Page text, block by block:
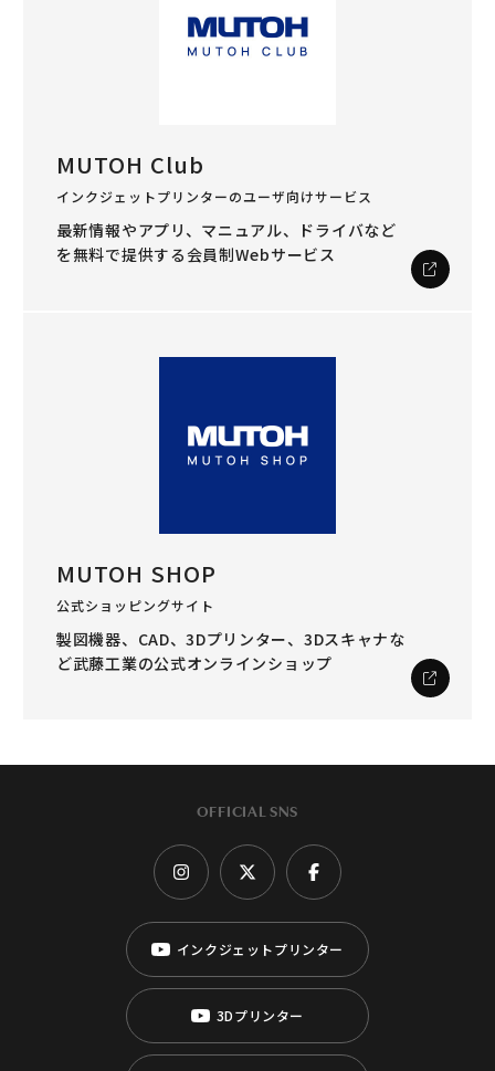
MUTOH Club
インクジェットプリンターのユーザ向けサービス
最新情報やアプリ、マニュアル、ドライバなど
を無料で提供する会員制Webサービス
MUTOH SHOP
公式ショッピングサイト
製図機器、CAD、3Dプリンター、3Dスキャナな
ど武藤工業の公式オンラインショップ
OFFICIAL SNS
インクジェットプリンター
3Dプリンター